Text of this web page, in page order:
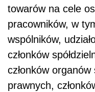
towarów na cele
pracowników, w
wspólników,
członków
członków
prawnych,